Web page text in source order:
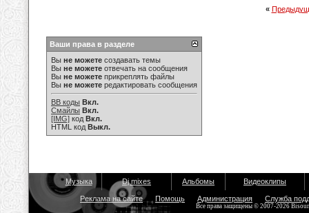
«
Ваши права в разделе
Вы не можете создавать темы
Вы не можете отвечать на сообщения
Вы не можете прикреплять файлы
Вы не можете редактировать сообщения
BB коды Вкл.
Смайлы Вкл.
[IMG] код Вкл.
HTML код Выкл.
Музыка Dj mixes Альбомы Видеоклипы
Реклама на сайте Помощь Администрация Служба
Все права защищены © 2007-2026